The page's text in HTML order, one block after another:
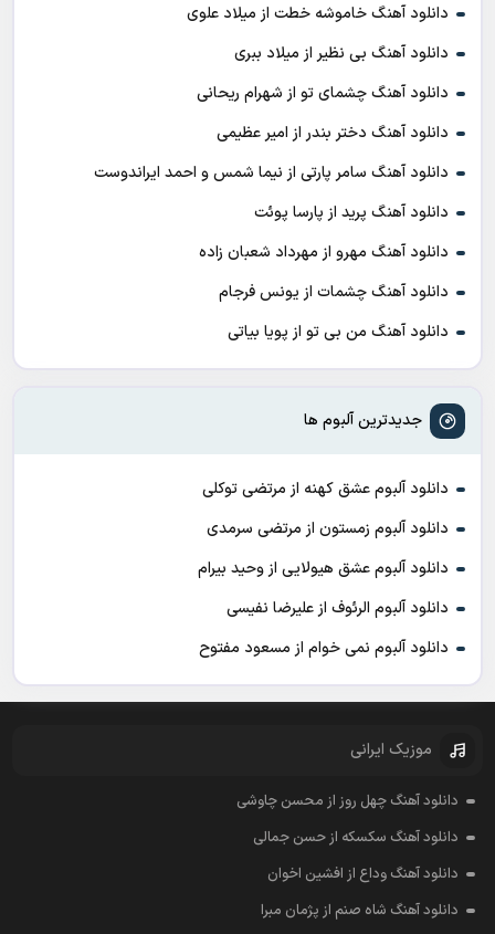
دانلود آهنگ خاموشه خطت از میلاد علوی
دانلود آهنگ بی نظیر از میلاد ببری
دانلود آهنگ چشمای تو از شهرام ریحانی
دانلود آهنگ دختر بندر از امیر عظیمی
دانلود آهنگ سامر پارتی از نیما شمس و احمد ایراندوست
دانلود آهنگ پرید از پارسا پوئت
دانلود آهنگ مهرو از مهرداد شعبان زاده
دانلود آهنگ چشمات از یونس فرجام
دانلود آهنگ من بی تو از پویا بیاتی
جدیدترین آلبوم ها
دانلود آلبوم عشق کهنه از مرتضی توکلی
دانلود آلبوم زمستون از مرتضی سرمدی
دانلود آلبوم عشق هیولایی از وحید بیرام
دانلود آلبوم الرئوف از علیرضا نفیسی
دانلود آلبوم نمی خوام از مسعود مفتوح
موزیک ایرانی
دانلود آهنگ چهل روز از محسن چاوشی
دانلود آهنگ سکسکه از حسن جمالی
دانلود آهنگ وداع از افشين اخوان
دانلود آهنگ شاه صنم از پژمان مبرا